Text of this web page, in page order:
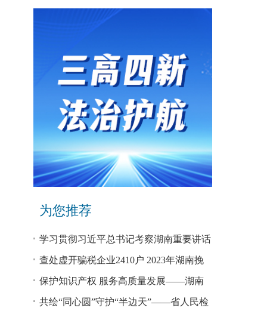
为您推荐
学习贯彻习近平总书记考察湖南重要讲话
和指示精神专题研讨班开班
查处虚开骗税企业2410户 2023年湖南挽
回税款损失48.2亿元
保护知识产权 服务高质量发展——湖南
省公安厅公布打击侵犯知识产权犯罪10起
共绘“同心圆”守护“半边天”——省人民检